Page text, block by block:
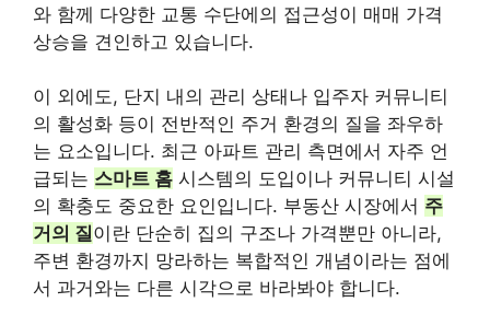
와 함께 다양한 교통 수단에의 접근성이 매매 가격
상승을 견인하고 있습니다.
이 외에도, 단지 내의 관리 상태나 입주자 커뮤니티
의 활성화 등이 전반적인 주거 환경의 질을 좌우하
는 요소입니다. 최근 아파트 관리 측면에서 자주 언
급되는 스마트 홈 시스템의 도입이나 커뮤니티 시설
의 확충도 중요한 요인입니다. 부동산 시장에서 주
거의 질이란 단순히 집의 구조나 가격뿐만 아니라,
주변 환경까지 망라하는 복합적인 개념이라는 점에
서 과거와는 다른 시각으로 바라봐야 합니다.